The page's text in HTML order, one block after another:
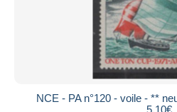
NCE - PA n°120 - voile - **
5.10€